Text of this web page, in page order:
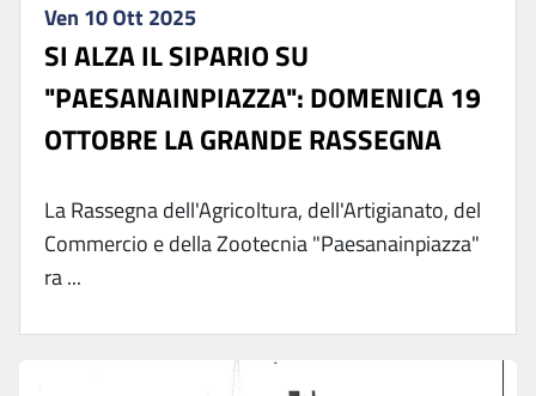
Ven 10 Ott 2025
SI ALZA IL SIPARIO SU
"PAESANAINPIAZZA": DOMENICA 19
OTTOBRE LA GRANDE RASSEGNA
La Rassegna dell'Agricoltura, dell'Artigianato, del
Commercio e della Zootecnia "Paesanainpiazza"
ra ...